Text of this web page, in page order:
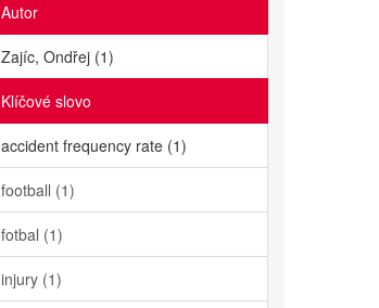
Autor
Zajíc, Ondřej (1)
Klíčové slovo
accident frequency rate (1)
football (1)
fotbal (1)
injury (1)